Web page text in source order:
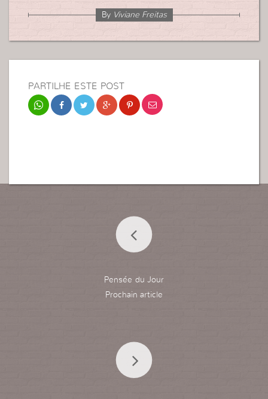
By Viviane Freitas
PARTILHE ESTE POST
Pensée du Jour